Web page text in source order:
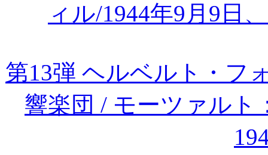
ィル/1944年9月9日
第13弾 ヘルベルト・フ
響楽団 / モーツァルト